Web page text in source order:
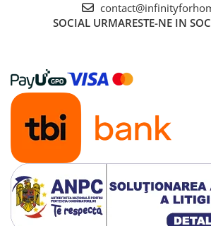
SOCIAL URMARESTE-NE IN